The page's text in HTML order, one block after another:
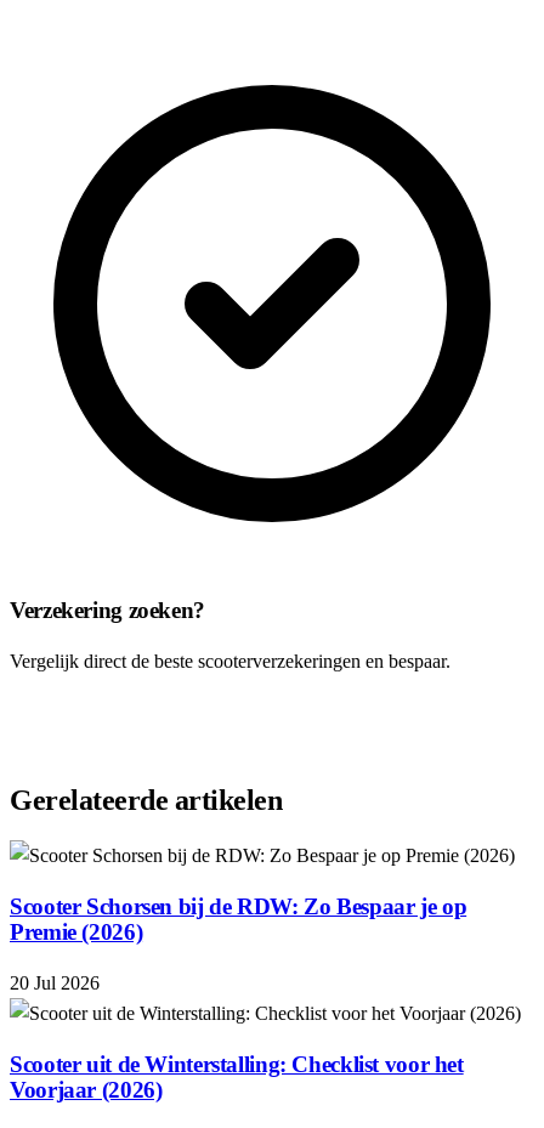
Verzekering zoeken?
Vergelijk direct de beste scooterverzekeringen en bespaar.
Gerelateerde artikelen
Scooter Schorsen bij de RDW: Zo Bespaar je op
Premie (2026)
20 Jul 2026
Scooter uit de Winterstalling: Checklist voor het
Voorjaar (2026)